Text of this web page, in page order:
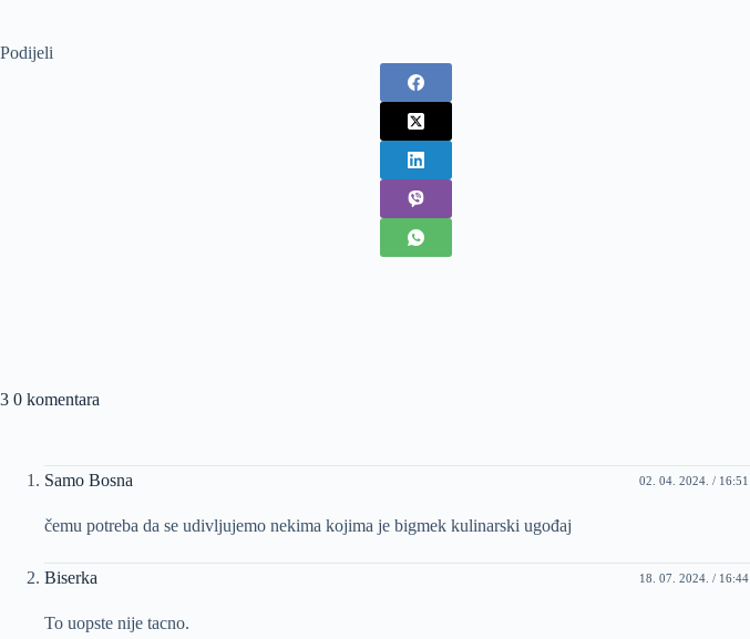
Podijeli
3 0 komentara
Samo Bosna 02. 04. 2024. / 16:51
čemu potreba da se udivljujemo nekima kojima je bigmek kulinarski ugođaj
Biserka 18. 07. 2024. / 16:44
To uopste nije tacno.